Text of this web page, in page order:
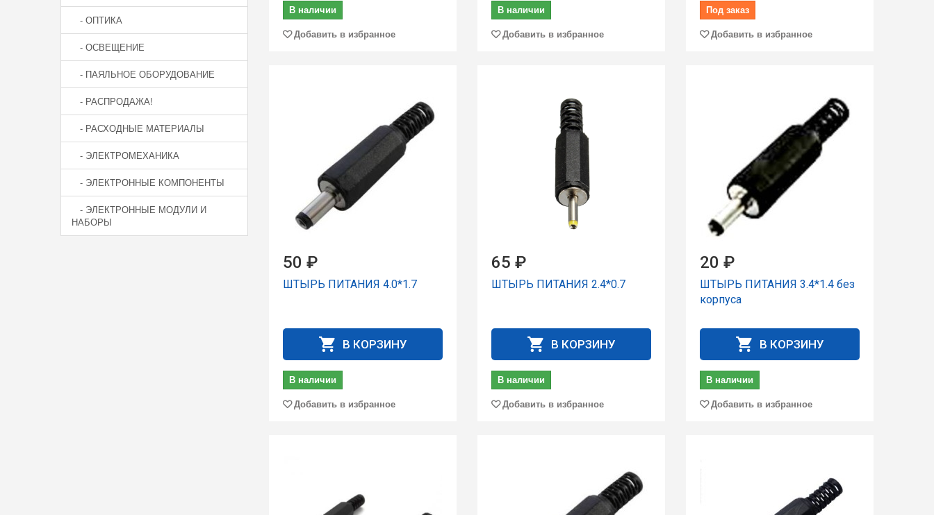
- ОПТИКА
- ОСВЕЩЕНИЕ
- ПАЯЛЬНОЕ ОБОРУДОВАНИЕ
- РАСПРОДАЖА!
- РАСХОДНЫЕ МАТЕРИАЛЫ
- ЭЛЕКТРОМЕХАНИКА
- ЭЛЕКТРОННЫЕ КОМПОНЕНТЫ
- ЭЛЕКТРОННЫЕ МОДУЛИ И
НАБОРЫ
В наличии
Добавить в избранное
В наличии
Добавить в избранное
Под заказ
Добавить в избранное
50 ₽
ШТЫРЬ ПИТАНИЯ 4.0*1.7
В КОРЗИНУ
В наличии
Добавить в избранное
65 ₽
ШТЫРЬ ПИТАНИЯ 2.4*0.7
В КОРЗИНУ
В наличии
Добавить в избранное
20 ₽
ШТЫРЬ ПИТАНИЯ 3.4*1.4 без
корпуса
В КОРЗИНУ
В наличии
Добавить в избранное